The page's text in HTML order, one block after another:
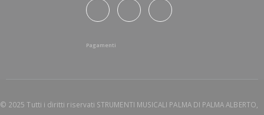
Pagamenti
© 2025 Tutti i diritti riservati STRUMENTI MUSICALI PALMA DI PALMA ALBERTO,